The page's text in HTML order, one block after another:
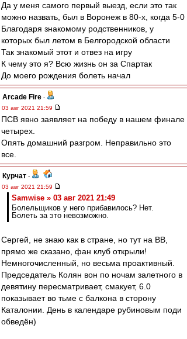
Да у меня самого первый выезд, если это так
можно назвать, был в Воронеж в 80-х, когда 5-0
Благодаря знакомому родственников, у
которых был летом в Белгородской области
Так знакомый этот и отвез на игру
К чему это я? Всю жизнь он за Спартак
До моего рождения болеть начал
Arcade Fire -
03 авг 2021 21:59
ПСВ явно заявляет на победу в нашем финале
четырех.
Опять домашний разгром. Неправильно это
все.
Курчат -
03 авг 2021 21:59
Samwise » 03 авг 2021 21:49
Болельщиков у него прибавилось? Нет.
Болеть за это невозможно.
Сергей, не знаю как в стране, но тут на ВВ,
прямо же сказано, фан клуб открыли!
Немногочисленный, но весьма проактивный.
Председатель Колян вон по ночам залетного в
девятину пересматривает, смакует, 6.0
показывает во тьме с балкона в сторону
Каталонии. День в календаре рубиновым поди
обведён)